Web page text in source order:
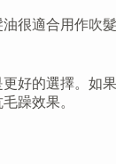
很適合用作吹
好的選擇。如
躁效果。